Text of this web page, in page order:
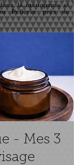
la ménopause et
Pellerin près de
- Mes 3